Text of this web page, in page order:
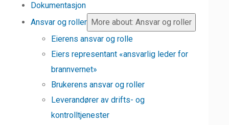
Dokumentasjon
Ansvar og roller More about: Ansvar og roller
Eierens ansvar og rolle
Eiers representant «ansvarlig leder for
brannvernet»
Brukerens ansvar og roller
Leverandører av drifts- og
kontrolltjenester